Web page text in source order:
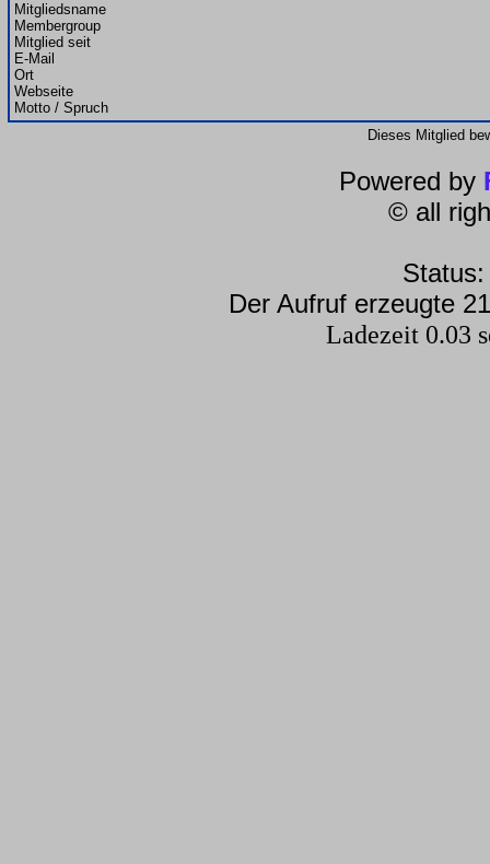
Mitgliedsname
Membergroup
Mitglied seit
E-Mail
Ort
Webseite
Motto / Spruch
Dieses Mitglied
Powered by
© all
Der Aufruf erzeugte
Ladezeit 0.03